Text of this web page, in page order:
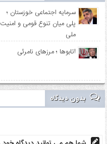
سرمایه اجتماعی خوزستان ؛
پلی میان تنوع قومی و امنیت
ملی
تابوها ؛ مرزهای نامرئی!
بدون دیدگاه